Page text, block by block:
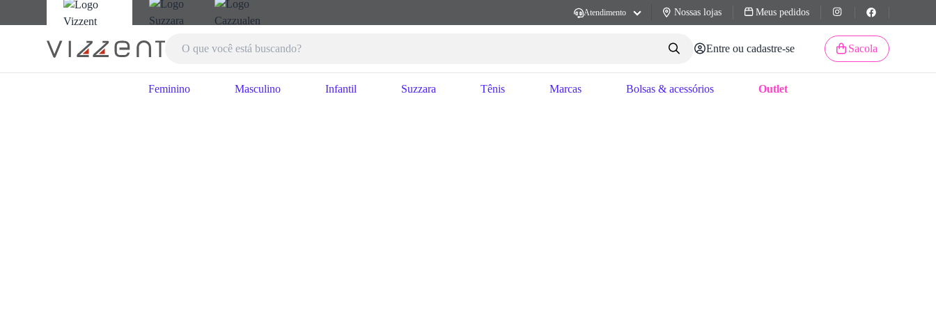
Atendimento Nossas lojas Meus pedidos
Entre ou cadastre-se Sacola
Feminino Masculino Infantil Suzzara Tênis Marcas Bolsas & acessórios Outlet